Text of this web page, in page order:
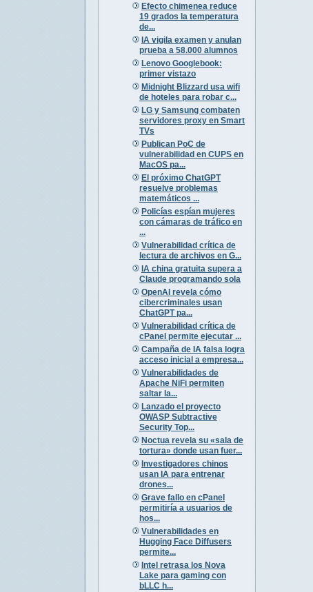
Efecto chimenea reduce
19 grados la temperatura
de...
IA vigila examen y anulan
prueba a 58.000 alumnos
Lenovo Googlebook:
primer vistazo
Midnight Blizzard usa wifi
de hoteles para robar c...
LG y Samsung combaten
servidores proxy en Smart
TVs
Publican PoC de
vulnerabilidad en CUPS en
MacOS pa...
El próximo ChatGPT
resuelve problemas
matemáticos ...
Policías espían mujeres
con cámaras de tráfico en
...
Vulnerabilidad crítica de
lectura de archivos en G...
IA china gratuita supera a
Claude programando sola
OpenAI revela cómo
cibercriminales usan
ChatGPT pa...
Vulnerabilidad crítica de
cPanel permite ejecutar ...
Campaña de IA falsa logra
acceso inicial a empresa...
Vulnerabilidades de
Apache NiFi permiten
saltar la...
Lanzado el proyecto
OWASP Subtractive
Security Top...
Noctua revela su «sala de
tortura» donde usan fuer...
Investigadores chinos
usan IA para entrenar
drones...
Grave fallo en cPanel
permitiría a usuarios de
hos...
Vulnerabilidades en
Hugging Face Diffusers
permite...
Intel retrasa los Nova
Lake para gaming con
bLLC h...